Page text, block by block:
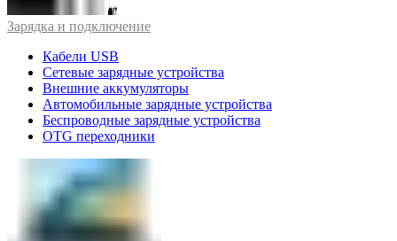
Зарядка и подключение
Кабели USB
Сетевые зарядные устройства
Внешние аккумуляторы
Автомобильные зарядные устройства
Беспроводные зарядные устройства
OTG переходники